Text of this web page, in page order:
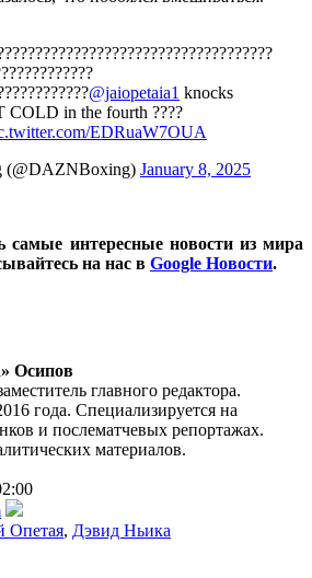
@jaiopetaia1 knocks
in the fourth ????
EDRuaW7OUA
January 8, 2025
самые интересные новости из мира
на нас в Google Новости.
Осипов
главного редактора.
года. Специализируется на
и послематчевых репортажах.
материалов.
Опетая, Дэвид Ньика